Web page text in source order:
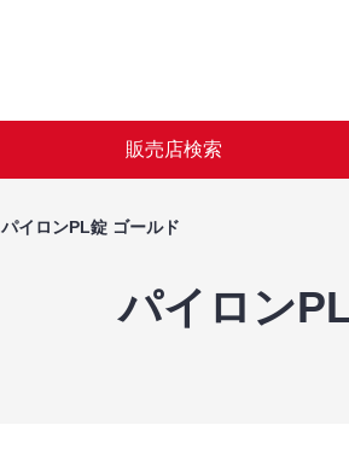
販売店検索
パイロンPL錠 ゴールド
パイロン